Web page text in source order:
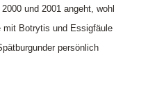
und 2001 angeht, wohl
mit Botrytis und Essigfäule
persönlich